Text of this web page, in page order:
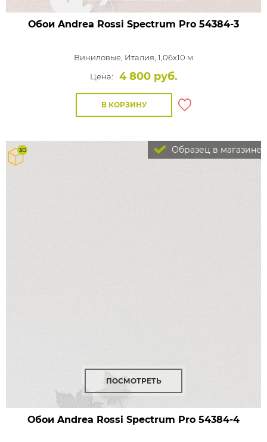
Обои Andrea Rossi Spectrum Pro 54384-3
Виниловые, Италия, 1,06x10 м
Цена:
4 800 руб.
В КОРЗИНУ
Образец в магазине
ПОСМОТРЕТЬ
Обои Andrea Rossi Spectrum Pro 54384-4